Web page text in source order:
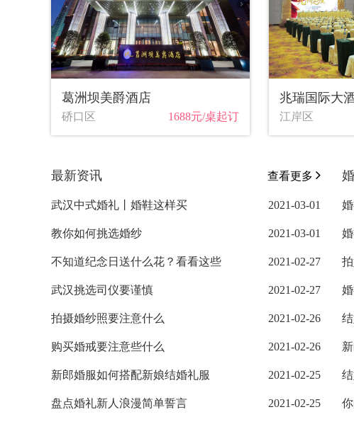
葛洲坝美爵酒店
硚口区 1688元/桌起订
兆瑞国际大
江岸区
最新资讯 查看更多
武汉中式婚礼丨婚鞋这样买 2021-03-01
教你如何挑选婚纱 2021-03-01
不知道纪念日送什么花？看看这些 2021-02-27
武汉挑选司仪要谨慎 2021-02-27
拍摄婚纱照要注意什么 2021-02-26
购买婚戒要注意些什么 2021-02-26
新郎婚服如何搭配新娘结婚礼服 2021-02-25
盘点婚礼新人浪漫简单誓言 2021-02-25